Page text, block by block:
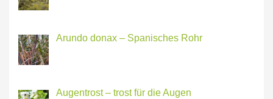
Arundo donax – Spanisches Rohr
Augentrost – trost für die Augen